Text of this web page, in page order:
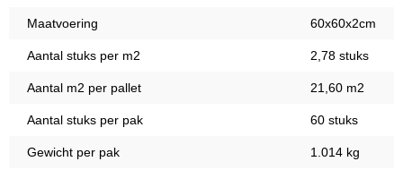
Maatvoering 60x60x2cm
Aantal stuks per m2 2,78 stuks
Aantal m2 per pallet 21,60 m2
Aantal stuks per pak 60 stuks
Gewicht per pak 1.014 kg